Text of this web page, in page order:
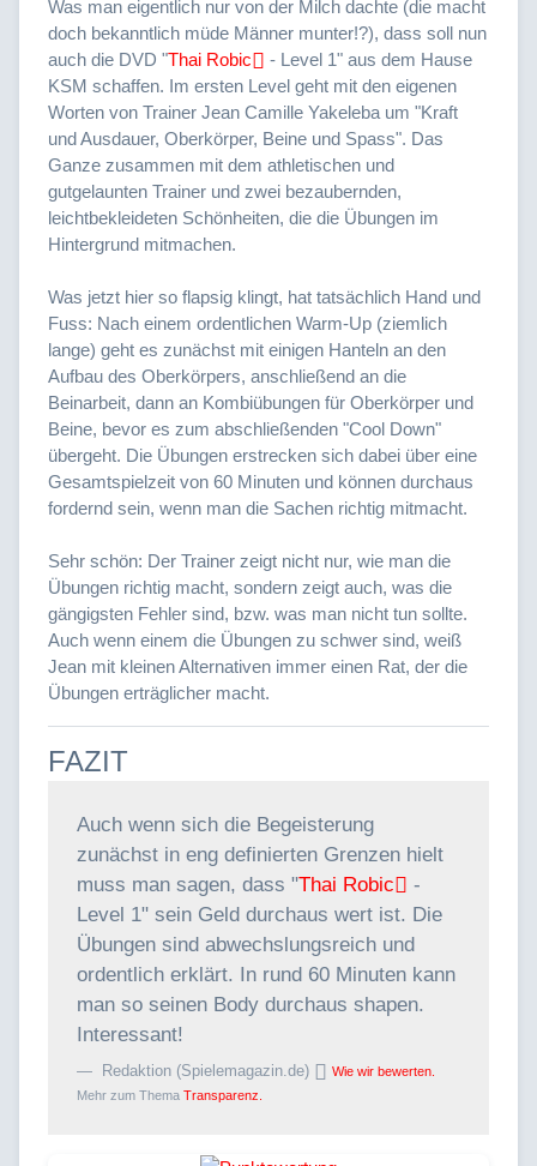
Was man eigentlich nur von der Milch dachte (die macht
doch bekanntlich müde Männer munter!?), dass soll nun
auch die DVD "Thai Robic
- Level 1" aus dem Hause
KSM schaffen. Im ersten Level geht mit den eigenen
Worten von Trainer Jean Camille Yakeleba um "Kraft
und Ausdauer, Oberkörper, Beine und Spass". Das
Ganze zusammen mit dem athletischen und
gutgelaunten Trainer und zwei bezaubernden,
leichtbekleideten Schönheiten, die die Übungen im
Hintergrund mitmachen.
Was jetzt hier so flapsig klingt, hat tatsächlich Hand und
Fuss: Nach einem ordentlichen Warm-Up (ziemlich
lange) geht es zunächst mit einigen Hanteln an den
Aufbau des Oberkörpers, anschließend an die
Beinarbeit, dann an Kombiübungen für Oberkörper und
Beine, bevor es zum abschließenden "Cool Down"
übergeht. Die Übungen erstrecken sich dabei über eine
Gesamtspielzeit von 60 Minuten und können durchaus
fordernd sein, wenn man die Sachen richtig mitmacht.
Sehr schön: Der Trainer zeigt nicht nur, wie man die
Übungen richtig macht, sondern zeigt auch, was die
gängigsten Fehler sind, bzw. was man nicht tun sollte.
Auch wenn einem die Übungen zu schwer sind, weiß
Jean mit kleinen Alternativen immer einen Rat, der die
Übungen erträglicher macht.
FAZIT
Auch wenn sich die Begeisterung
zunächst in eng definierten Grenzen hielt
muss man sagen, dass "Thai Robic
-
Level 1" sein Geld durchaus wert ist. Die
Übungen sind abwechslungsreich und
ordentlich erklärt. In rund 60 Minuten kann
man so seinen Body durchaus shapen.
Interessant!
Redaktion (Spielemagazin.de)
Wie wir bewerten.
Mehr zum Thema Transparenz.